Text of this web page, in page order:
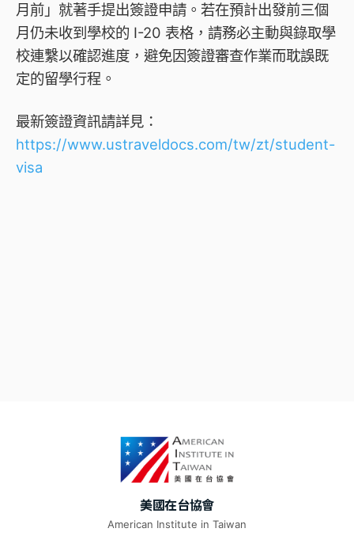
月前」就著手提出簽證申請。若在預計出發前三個
月仍未收到學校的 I-20 表格，請務必主動與錄取學
校連繫以確認進度，避免因簽證審查作業而耽誤既
定的留學行程。
最新簽證資訊請詳見：
https://www.ustraveldocs.com/tw/zt/student-
visa
美國在台協會
American Institute in Taiwan